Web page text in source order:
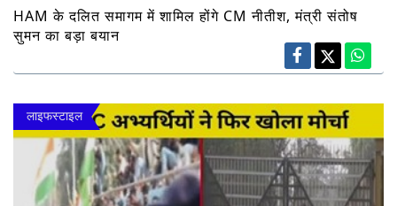
HAM के दलित समागम में शामिल होंगे CM नीतीश, मंत्री संतोष
सुमन का बड़ा बयान
लाइफस्टाइल